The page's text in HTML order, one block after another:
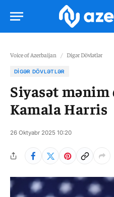
Voice of Azerbaijan / Digər Dövlətlər
DIGƏR DÖVLƏTLƏR
Siyasət mənim
Kamala Harris
26 Oktyabr 2025 10:20